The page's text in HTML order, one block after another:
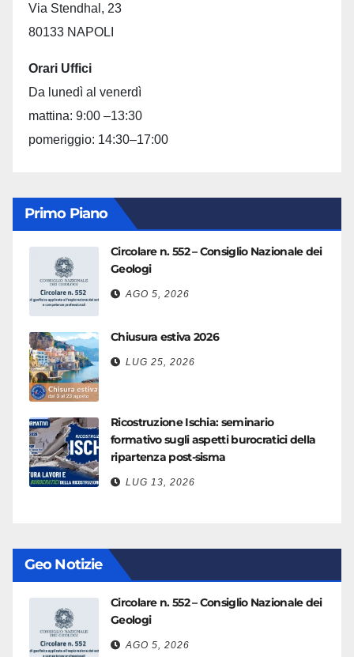
Via Stendhal, 23
80133 NAPOLI
Orari Uffici
Da lunedì al venerdì
mattina: 9:00 –13:30
pomeriggio: 14:30–17:00
Primo Piano
Circolare n. 552 – Consiglio Nazionale dei
Geologi
AGO 5, 2026
Chiusura estiva 2026
LUG 25, 2026
Ricostruzione Ischia: seminario
formativo sugli aspetti burocratici della
ripartenza post-sisma
LUG 13, 2026
Geo Notizie
Circolare n. 552 – Consiglio Nazionale dei
Geologi
AGO 5, 2026